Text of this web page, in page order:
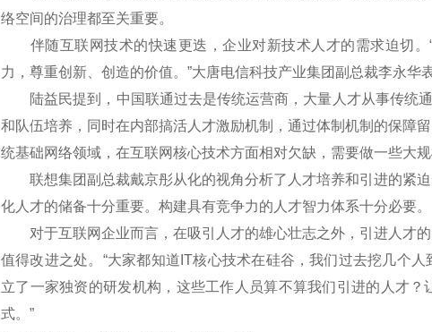
络空间的治理都至关重要。
伴随互联网技术的快速更迭，企业对新技术人才的需求迫切。
力，尊重创新、创造的价值。”大唐电信科技产业集团副总裁李永华表
陆益民提到，中国联通过去是传统运营商，大量人才从事传统
和队伍培养，同时在内部搞活人才激励机制，通过体制机制的保障
统基础网络领域，在互联网核心技术方面相对欠缺，需要做一些大
联想集团副总裁戴京彤从化的视角分析了人才培养和引进的紧迫
化人才的储备十分重要。构建具有竞争力的人才智力体系十分必要。
对于互联网企业而言，在吸引人才的雄心壮志之外，引进人才
值得改进之处。“大家都知道IT核心技术在硅谷，我们过去挖几个
立了一家独资的研发机构，这些工作人员算不算我们引进的人才
式。”